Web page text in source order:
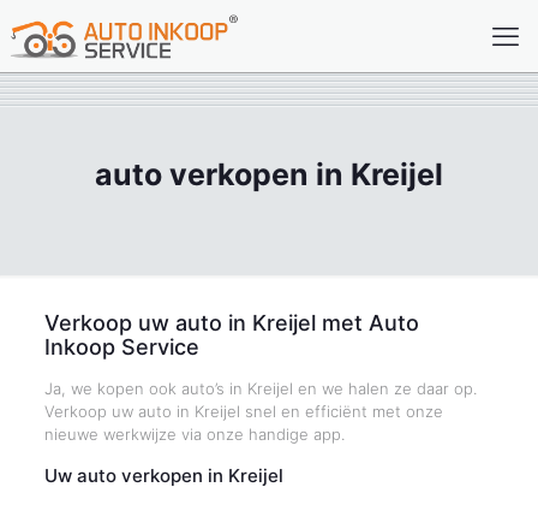
auto verkopen in Kreijel
Verkoop uw auto in Kreijel met Auto
Inkoop Service
Ja, we kopen ook auto’s in Kreijel en we halen ze daar op.
Verkoop uw auto in Kreijel snel en efficiënt met onze
nieuwe werkwijze via onze handige app.
Uw auto verkopen in Kreijel